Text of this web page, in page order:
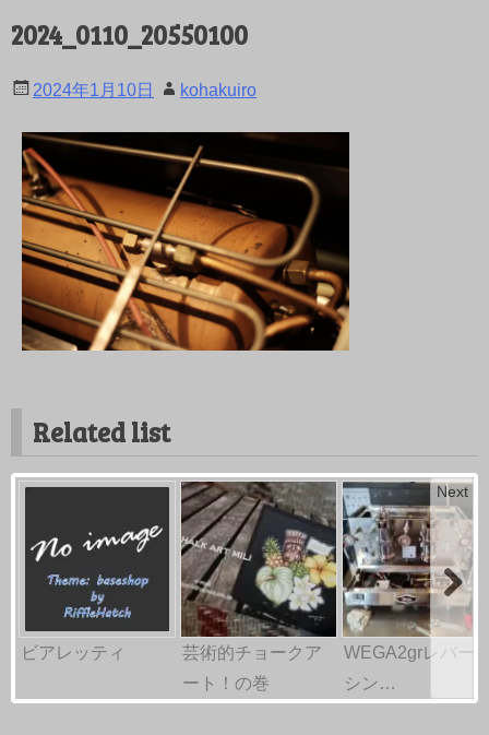
2024_0110_20550100
2024年1月10日 kohakuiro
Related list
ビアレッティ
芸術的チョークア
ート！の巻
WEGA2grレバー
シン…
Next